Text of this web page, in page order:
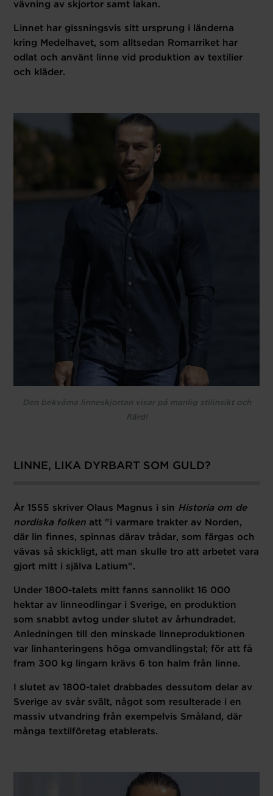
vävning av skjortor samt lakan.
Linnet har gissningsvis sitt ursprung i länderna
kring Medelhavet, som alltsedan Romarriket har
odlat och använt linne vid produktion av textilier
och kläder.
Den bekväma linneskjortan visar på manlig stilinsikt och
flärd!
LINNE, LIKA DYRBART SOM GULD?
År 1555 skriver Olaus Magnus i sin
Historia om de
nordiska folken att "i varmare trakter av Norden,
där lin finnes, spinnas därav trådar, som färgas och
vävas så skickligt, att man skulle tro att arbetet vara
gjort mitt i själva Latium".
Under 1800-talets mitt fanns sannolikt 16 000
hektar av linneodlingar i Sverige, en produktion
som snabbt avtog under slutet av århundradet.
Anledningen till den minskade linneproduktionen
var linhanteringens höga omvandlingstal; för att få
fram 300 kg lingarn krävs 6 ton halm från linne.
I slutet av 1800-talet drabbades dessutom delar av
Sverige av svår svält, något som resulterade i en
massiv utvandring från exempelvis Småland, där
många textilföretag etablerats.